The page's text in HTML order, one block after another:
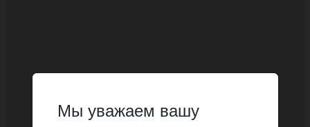
Мы уважаем вашу